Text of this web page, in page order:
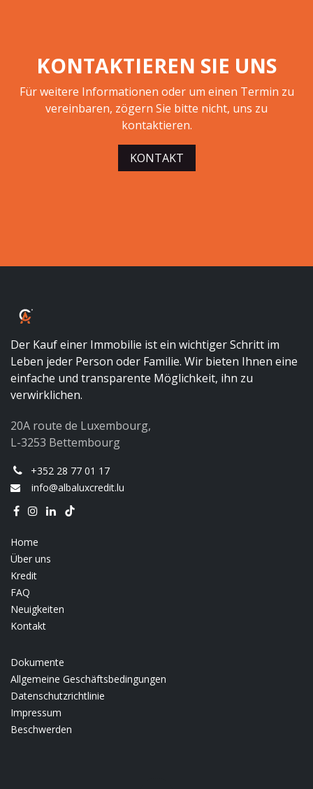
KONTAKTIEREN SIE UNS
Für weitere Informationen oder um einen Termin zu
vereinbaren, zögern Sie bitte nicht, uns zu
kontaktieren.
KONTAKT
Der Kauf einer Immobilie ist ein wichtiger Schritt im
Leben jeder Person oder Familie. Wir bieten Ihnen eine
einfache und transparente Möglichkeit, ihn zu
verwirklichen.
20A route de Luxembourg,
L-3253 Bettembourg
+352 28 77 01 17
info@albaluxcredit.lu
Home
Über uns
Kredit
FAQ
Neuigkeiten
Kontakt
Dokumente
Allgemeine Geschäftsbedingungen
Datenschutzrichtlinie
Impressum
Beschwerden